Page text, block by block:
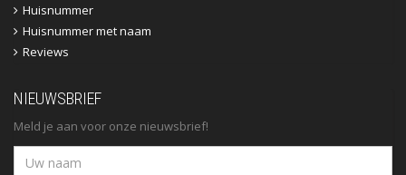
Huisnummer
Huisnummer met naam
Reviews
NIEUWSBRIEF
Meld je aan voor onze nieuwsbrief!